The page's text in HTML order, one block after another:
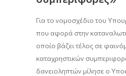
Για το νομοσχέδιο του
που αφορά στην
οποίο βάζει τέλος σε
καταχρηστικών
δανειοληπτών μίλησε ο